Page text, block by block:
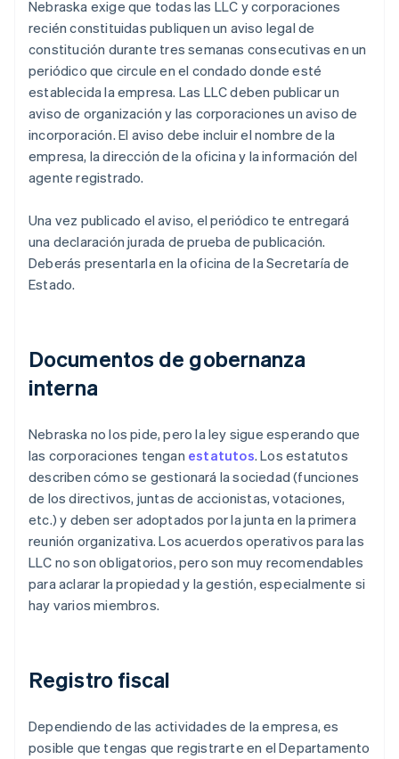
Nebraska exige que todas las LLC y corporaciones
recién constituidas publiquen un aviso legal de
constitución durante tres semanas consecutivas en un
periódico que circule en el condado donde esté
establecida la empresa. Las LLC deben publicar un
aviso de organización y las corporaciones un aviso de
incorporación. El aviso debe incluir el nombre de la
empresa, la dirección de la oficina y la información del
agente registrado.
Una vez publicado el aviso, el periódico te entregará
una declaración jurada de prueba de publicación.
Deberás presentarla en la oficina de la Secretaría de
Estado.
Documentos de gobernanza
interna
Nebraska no los pide, pero la ley sigue esperando que
las corporaciones tengan estatutos. Los estatutos
describen cómo se gestionará la sociedad (funciones
de los directivos, juntas de accionistas, votaciones,
etc.) y deben ser adoptados por la junta en la primera
reunión organizativa. Los acuerdos operativos para las
LLC no son obligatorios, pero son muy recomendables
para aclarar la propiedad y la gestión, especialmente si
hay varios miembros.
Registro fiscal
Dependiendo de las actividades de la empresa, es
posible que tengas que registrarte en el Departamento